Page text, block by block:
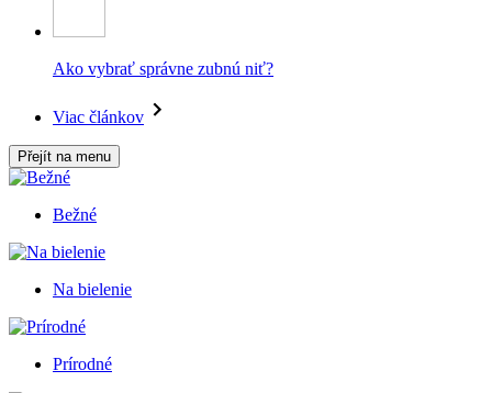
Ako vybrať správne zubnú niť?
Viac článkov
Přejít na menu
Bežné
Na bielenie
Prírodné